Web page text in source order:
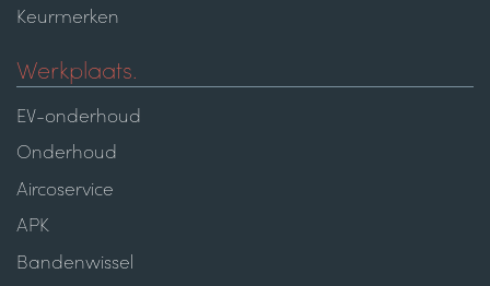
Keurmerken
Werkplaats.
EV-onderhoud
Onderhoud
Aircoservice
APK
Bandenwissel